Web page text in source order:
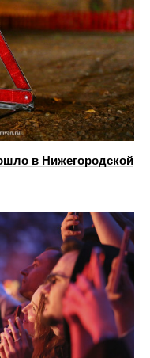
в Нижегородской